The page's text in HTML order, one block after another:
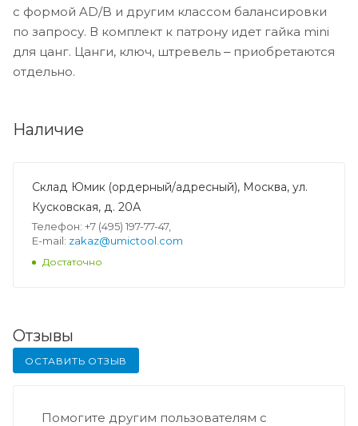
с формой AD/B и другим классом балансировки
по запросу. В комплект к патрону идет гайка mini
для цанг. Цанги, ключ, штревель ‒ приобретаются
отдельно.
Наличие
Склад Юмик (ордерный/адресный), Москва, ул.
Кусковская, д. 20А
Телефон: +7 (495) 197-77-47,
E-mail: zakaz@umictool.com
Достаточно
Отзывы
ОСТАВИТЬ ОТЗЫВ
Помогите другим пользователям с